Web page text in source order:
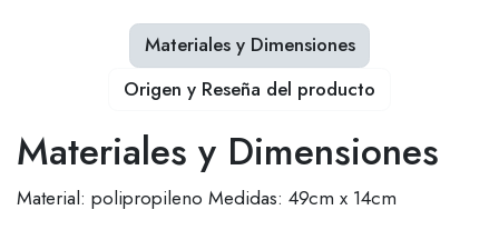
Materiales y Dimensiones
Material: polipropileno Medidas: 49cm x 14cm
Materiales y Dimensiones
Origen y Reseña del producto